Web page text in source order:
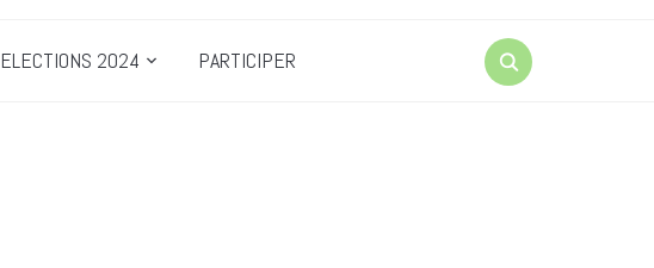
ELECTIONS 2024 PARTICIPER